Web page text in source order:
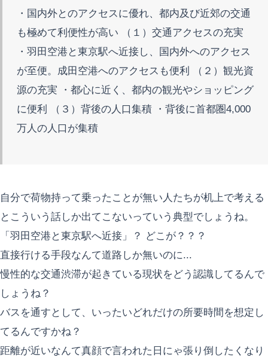
・国内外とのアクセスに優れ、都内及び近郊の交通
も極めて利便性が高い （１）交通アクセスの充実
・羽田空港と東京駅へ近接し、国内外へのアクセス
が至便。成田空港へのアクセスも便利 （２）観光資
源の充実 ・都心に近く、都内の観光やショッピング
に便利 （３）背後の人口集積 ・背後に首都圏4,000
万人の人口が集積
自分で荷物持って乗ったことが無い人たちが机上で考える
とこういう話しか出てこないっていう典型でしょうね。
「羽田空港と東京駅へ近接」？ どこが？？？
直接行ける手段なんて道路しか無いのに...
慢性的な交通渋滞が起きている現状をどう認識してるんで
しょうね？
バスを通すとして、いったいどれだけの所要時間を想定し
てるんですかね？
距離が近いなんて真顔で言われた日にゃ張り倒したくなり